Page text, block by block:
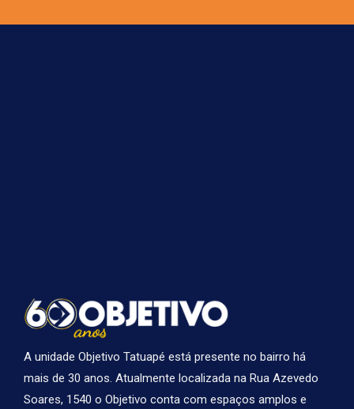
A unidade Objetivo Tatuapé está presente no bairro há
mais de 30 anos. Atualmente localizada na Rua Azevedo
Soares, 1540 o Objetivo conta com espaços amplos e